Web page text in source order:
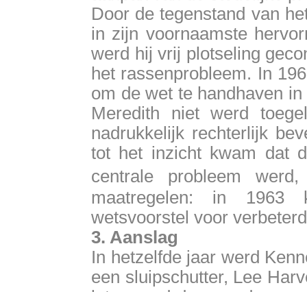
Door de tegenstand van
in zijn voornaamste
werd hij vrij plotseling
het rassenprobleem. In
om de wet te handhaven
Meredith niet werd
nadrukkelijk rechterlijk
tot het inzicht kwam dat
centrale probleem
maatregelen: in
wetsvoorstel voor
3. Aanslag
In hetzelfde jaar werd
een sluipschutter, Lee